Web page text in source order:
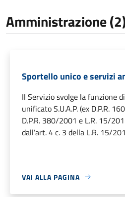
Amministrazione
Sportello unico e servizi
Il Servizio svolge la funzione
unificato S.U.A.P. (ex D.P.R.
D.P.R. 380/2001 e L.R. 15/
dall’art. 4 c. 3 della L.R. 15/
VAI ALLA PAGINA